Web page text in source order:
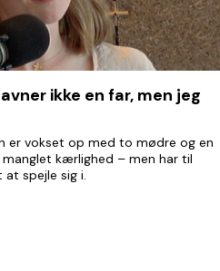
ikke en far, men jeg
er vokset op med to mødre og en
manglet kærlighed – men har til
spejle sig i.